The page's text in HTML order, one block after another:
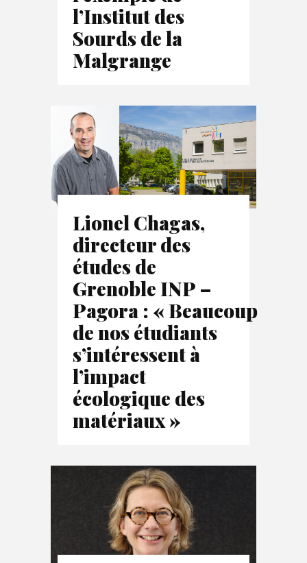
l’Institut des
Sourds de la
Malgrange
Lionel Chagas,
directeur des
études de
Grenoble INP –
Pagora : « Beaucoup
de nos étudiants
s’intéressent à
l’impact
écologique des
matériaux »